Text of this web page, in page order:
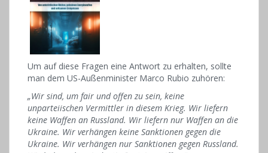
Um auf diese Fragen eine Antwort zu erhalten, sollte
man dem US-Außenminister Marco Rubio zuhören:
„Wir sind, um fair und offen zu sein, keine
unparteiischen Vermittler in diesem Krieg. Wir liefern
keine Waffen an Russland. Wir liefern nur Waffen an die
Ukraine. Wir verhängen keine Sanktionen gegen die
Ukraine. Wir verhängen nur Sanktionen gegen Russland.